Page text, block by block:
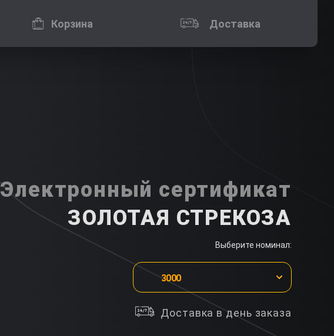
Корзина Доставка
Электронный сертификат
ЗОЛОТАЯ СТРЕКОЗА
Выберите номинал:
3000
Доставка в день заказа